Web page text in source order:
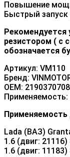
Повышение
Быстрый запуск
Рекомендуется
резистором ( с
обозначается
Артикул: VM110
Бренд:
OEM:
Применяемость:
Применяемость
Lada (ВАЗ) Granta
1.6 (двиг: 21116)
1.6 (двиг: 11183)